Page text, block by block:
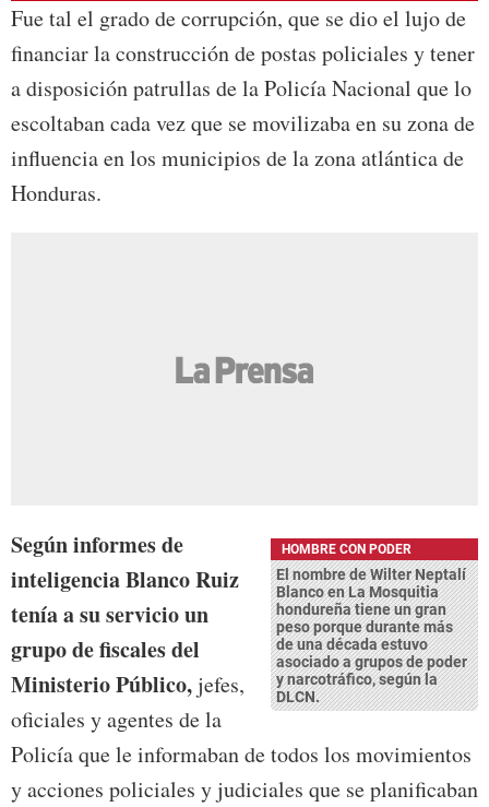
Fue tal el grado de corrupción, que se dio el lujo de
financiar la construcción de postas policiales y tener
a disposición patrullas de la Policía Nacional que lo
escoltaban cada vez que se movilizaba en su zona de
influencia en los municipios de la zona atlántica de
Honduras.
HOMBRE CON PODER
El nombre de Wilter Neptalí
Blanco en La Mosquitia
hondureña tiene un gran
peso porque durante más
de una década estuvo
asociado a grupos de poder
y narcotráfico, según la
DLCN.
Según informes de
inteligencia Blanco Ruiz
tenía a su servicio un
grupo de fiscales del
Ministerio Público,jefes,
oficiales y agentes de la
Policía que le informaban de todos los movimientos
y acciones policiales y judiciales que se planificaban